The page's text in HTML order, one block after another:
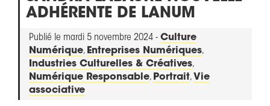
ADHÉRENTE DE LANUM
Publié le mardi 5 novembre 2024 - Culture
Numérique, Entreprises Numériques,
Industries Culturelles & Créatives,
Numérique Responsable, Portrait, Vie
associative